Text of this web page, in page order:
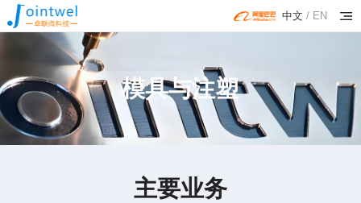
中文 / EN
模具与注塑
主要业务